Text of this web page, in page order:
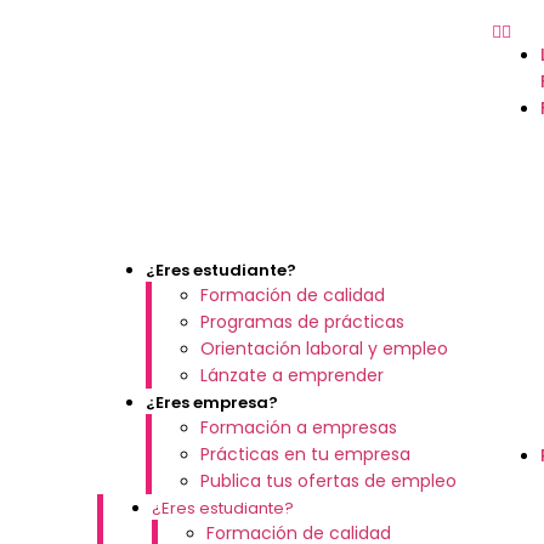
¿Eres estudiante?
Formación de calidad
Programas de prácticas
Orientación laboral y empleo
Lánzate a emprender
¿Eres empresa?
Formación a empresas
Prácticas en tu empresa
Publica tus ofertas de empleo
¿Eres estudiante?
Formación de calidad